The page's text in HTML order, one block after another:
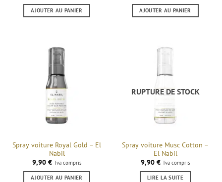
AJOUTER AU PANIER AJOUTER AU PANIER
Spray voiture Royal Gold – El
Nabil
9,90 € Tva compris
AJOUTER AU PANIER
RUPTURE DE STOCK
Spray voiture Musc Cotton –
El Nabil
9,90 € Tva compris
LIRE LA SUITE